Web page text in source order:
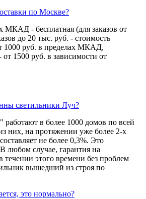
по Москве?
МКАД - бесплатная (для заказов от
до 20 тыс. руб. - стоимость
1000 руб. в пределах МКАД,
1500 руб. в зависимости от
светильники Луч?
в более 1000 домов по всей
них, на протяжении уже более 2-х
не более 0,3%. Это
любом случае, гарантия на
течении этого времени без проблем
вышедший из строя по
это нормально?